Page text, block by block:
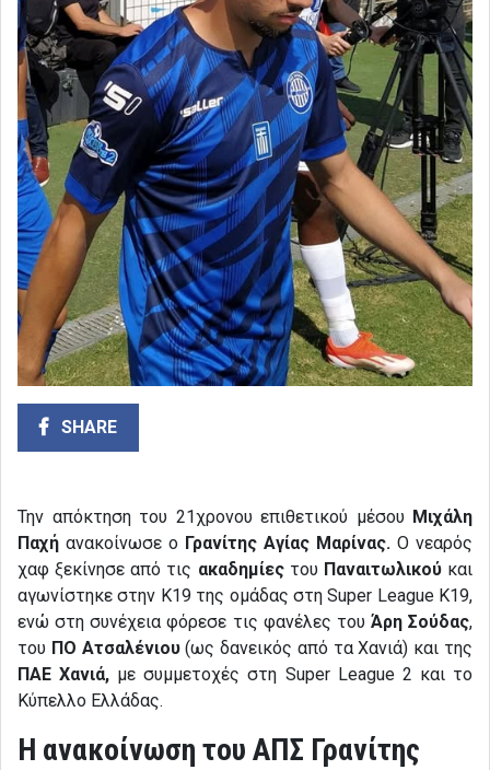
SHARE
Την απόκτηση του 21χρονου επιθετικού μέσου Μιχάλη
Παχή ανακοίνωσε ο Γρανίτης Αγίας Μαρίνας. Ο νεαρός
χαφ ξεκίνησε από τις ακαδημίεςτου Παναιτωλικούκαι
αγωνίστηκε στην Κ19 της ομάδας στη Super League Κ19,
ενώ στη συνέχεια φόρεσε τις φανέλες του Άρη Σούδας,
του ΠΟ Ατσαλένιου(ως δανεικός από τα Χανιά) και της
ΠΑΕ Χανιά, με συμμετοχές στη Super League 2 και το
Κύπελλο Ελλάδας.
Η ανακοίνωση του ΑΠΣ Γρανίτης